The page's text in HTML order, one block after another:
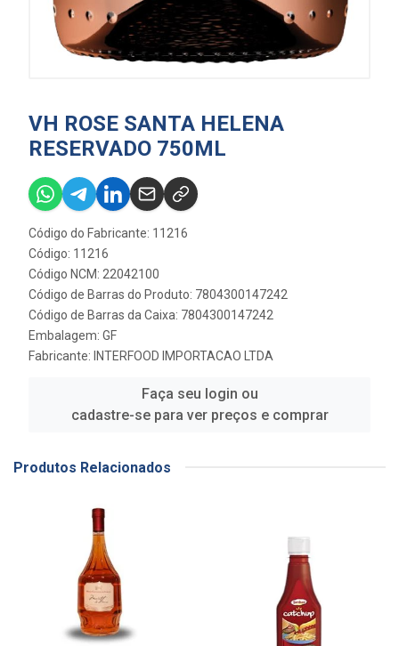
VH ROSE SANTA HELENA
RESERVADO 750ML
Código do Fabricante: 11216
Código: 11216
Código NCM: 22042100
Código de Barras do Produto: 7804300147242
Código de Barras da Caixa: 7804300147242
Embalagem: GF
Fabricante: INTERFOOD IMPORTACAO LTDA
Faça seu login ou
cadastre-se para ver preços e comprar
Produtos Relacionados